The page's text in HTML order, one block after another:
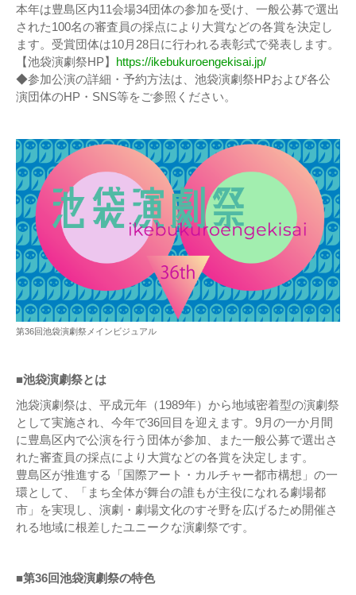
本年は豊島区内11会場34団体の参加を受け、一般公募で選出
された100名の審査員の採点により大賞などの各賞を決定し
ます。受賞団体は10月28日に行われる表彰式で発表します。
【池袋演劇祭HP】 https://ikebukuroengekisai.jp/
◆参加公演の詳細・予約方法は、池袋演劇祭HPおよび各公
演団体のHP・SNS等をご参照ください。
第36回池袋演劇祭メインビジュアル
■池袋演劇祭とは
池袋演劇祭は、平成元年（1989年）から地域密着型の演劇祭
として実施され、今年で36回目を迎えます。9月の一か月間
に豊島区内で公演を行う団体が参加、また一般公募で選出さ
れた審査員の採点により大賞などの各賞を決定します。
豊島区が推進する「国際アート・カルチャー都市構想」の一
環として、「まち全体が舞台の誰もが主役になれる劇場都
市」を実現し、演劇・劇場文化のすそ野を広げるため開催さ
れる地域に根差したユニークな演劇祭です。
■第36回池袋演劇祭の特色